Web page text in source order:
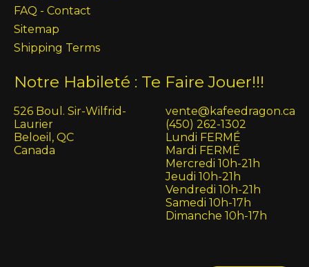
FAQ - Contact
Sitemap
Shipping Terms
Notre Habileté : Te Faire Jouer!!!
526 Boul. Sir-Wilfrid-
Laurier
Beloeil, QC
Canada
vente@kafeedragon.ca
(450) 262-1302
Lundi FERMÉ
Mardi FERMÉ
Mercredi 10h-21h
Jeudi 10h-21h
Vendredi 10h-21h
Samedi 10h-17h
Dimanche 10h-17h
English (US)